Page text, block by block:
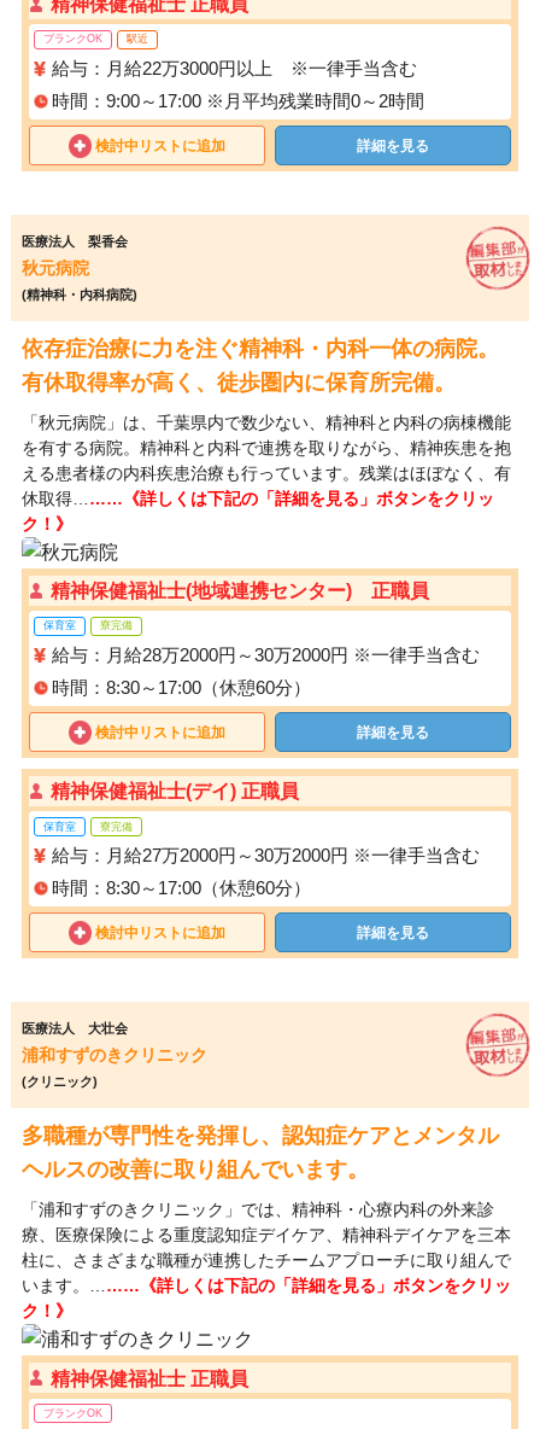
ブランクOK 駅近
給与：月給22万3000円以上 ※一律手当含む
時間：9:00～17:00 ※月平均残業時間0～2時間
検討中リストに追加 詳細を見る
医療法人 梨香会
秋元病院
(精神科・内科病院)
依存症治療に力を注ぐ精神科・内科一体の病院。
有休取得率が高く、徒歩圏内に保育所完備。
「秋元病院」は、千葉県内で数少ない、精神科と内科の病棟機能
を有する病院。精神科と内科で連携を取りながら、精神疾患を抱
える患者様の内科疾患治療も行っています。残業はほぼなく、有
休取得… ……《詳しくは下記の「詳細を見る」ボタンをクリッ
ク！》
精神保健福祉士(地域連携センター) 正職員
保育室 寮完備
給与：月給28万2000円～30万2000円 ※一律手当含む
時間：8:30～17:00（休憩60分）
検討中リストに追加 詳細を見る
精神保健福祉士(デイ) 正職員
保育室 寮完備
給与：月給27万2000円～30万2000円 ※一律手当含む
時間：8:30～17:00（休憩60分）
検討中リストに追加 詳細を見る
医療法人 大壮会
浦和すずのきクリニック
(クリニック)
多職種が専門性を発揮し、認知症ケアとメンタル
ヘルスの改善に取り組んでいます。
「浦和すずのきクリニック」では、精神科・心療内科の外来診
療、医療保険による重度認知症デイケア、精神科デイケアを三本
柱に、さまざまな職種が連携したチームアプローチに取り組んで
います。… ……《詳しくは下記の「詳細を見る」ボタンをクリッ
ク！》
精神保健福祉士 正職員
ブランクOK